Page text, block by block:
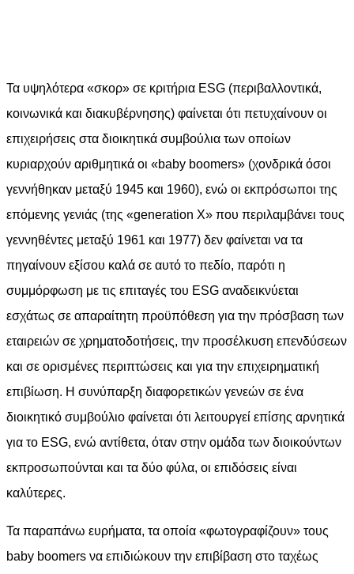
Τα υψηλότερα «σκορ» σε κριτήρια ESG (περιβαλλοντικά,
κοινωνικά και διακυβέρνησης) φαίνεται ότι πετυχαίνουν οι
επιχειρήσεις στα διοικητικά συμβούλια των οποίων
κυριαρχούν αριθμητικά οι «baby boomers» (χονδρικά όσοι
γεννήθηκαν μεταξύ 1945 και 1960), ενώ οι εκπρόσωποι της
επόμενης γενιάς (της «generation X» που περιλαμβάνει τους
γεννηθέντες μεταξύ 1961 και 1977) δεν φαίνεται να τα
πηγαίνουν εξίσου καλά σε αυτό το πεδίο, παρότι η
συμμόρφωση με τις επιταγές του ESG αναδεικνύεται
εσχάτως σε απαραίτητη προϋπόθεση για την πρόσβαση των
εταιρειών σε χρηματοδοτήσεις, την προσέλκυση επενδύσεων
και σε ορισμένες περιπτώσεις και για την επιχειρηματική
επιβίωση. Η συνύπαρξη διαφορετικών γενεών σε ένα
διοικητικό συμβούλιο φαίνεται ότι λειτουργεί επίσης αρνητικά
για το ESG, ενώ αντίθετα, όταν στην ομάδα των διοικούντων
εκπροσωπούνται και τα δύο φύλα, οι επιδόσεις είναι
καλύτερες.
Τα παραπάνω ευρήματα, τα οποία «φωτογραφίζουν» τους
baby boomers να επιδιώκουν την επιβίβαση στο ταχέως